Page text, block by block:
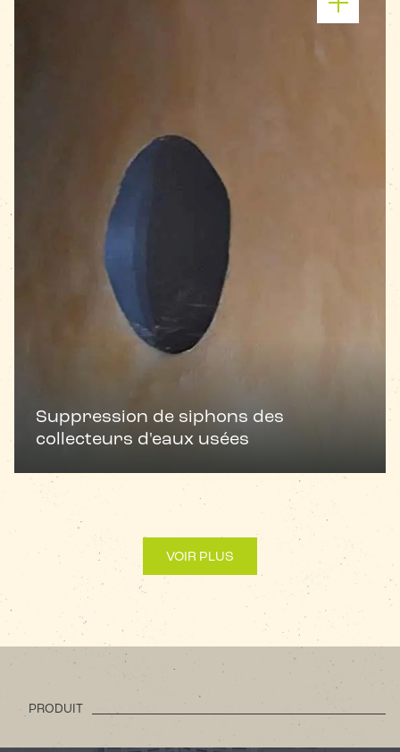
Suppression de siphons des
collecteurs d'eaux usées
VOIR PLUS
PRODUIT